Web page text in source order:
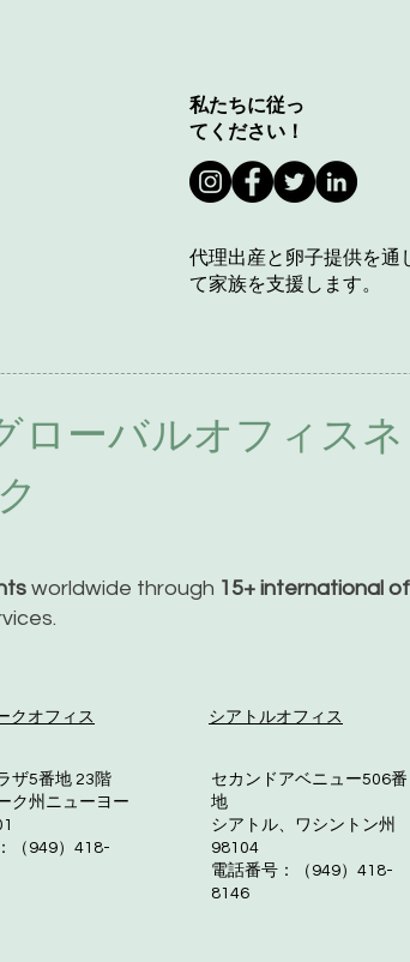
私たちに従っ
てください！
代理出産と卵子提供を通
て家族を支援します。
ローバルオフィスネ
worldwide through 15+ international
クオフィス シアトルオフィス
ザ5番地 23階
ク州ニューヨー
（949）418-
セカンドアベニュー506番
地
シアトル、ワシントン州
98104
電話番号：（949）418-
8146